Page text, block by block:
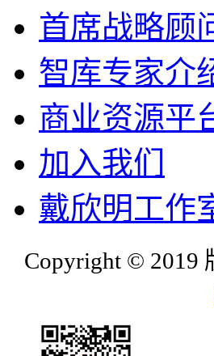
首席战略顾
智库专家介
商业资源平
加入我们
戴欣明工作
Copyright © 2019